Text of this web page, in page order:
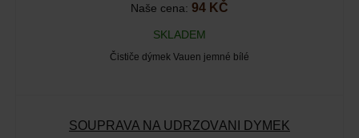
Naše cena: 94 KČ
SKLADEM
Čističe dýmek Vauen jemné bílé
SOUPRAVA NA UDRŽOVÁNÍ DÝMEK